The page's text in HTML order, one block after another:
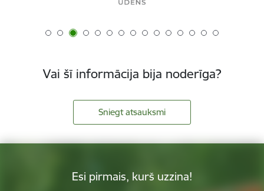
Vai šī informācija bija noderīga?
Sniegt atsauksmi
Esi pirmais, kurš uzzina!